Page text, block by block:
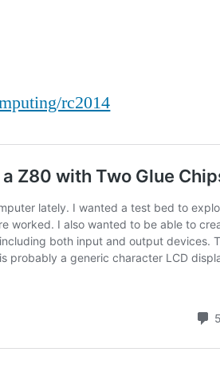
rc2014